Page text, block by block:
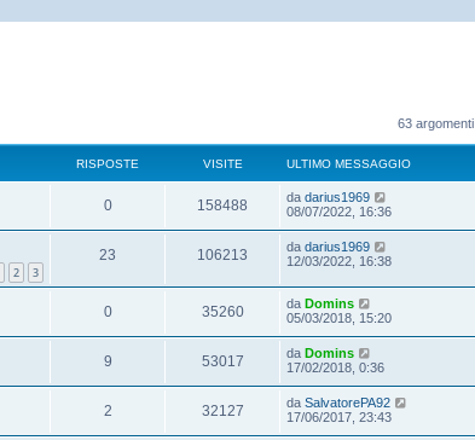
63 argomenti
RISPOSTE VISITE ULTIMO MESSAGGIO
0 158488 da darius1969
08/07/2022, 16:36
2 3
23 106213 da darius1969
12/03/2022, 16:38
0 35260 da Domins
05/03/2018, 15:20
9 53017 da Domins
17/02/2018, 0:36
2 32127 da SalvatorePA92
17/06/2017, 23:43